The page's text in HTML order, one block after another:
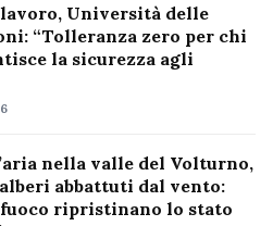
Università delle
“Tolleranza zero per chi
la sicurezza agli
nella valle del Volturno,
abbattuti dal vento:
ripristinano lo stato